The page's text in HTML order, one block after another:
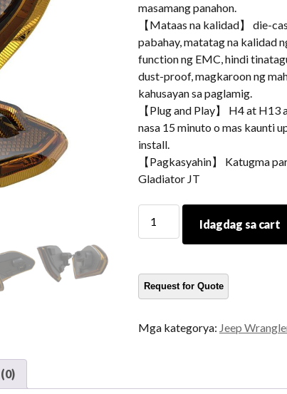
masamang panahon.
【Mataas na kalidad】 die-
pabahay, matatag na kalidad
function ng EMC, hindi
dust-proof, magkaroon ng
kahusayan sa paglamig.
【Plug and Play】 H4 at
nasa 15 minuto o mas kaunti
install.
【Pagkasyahin】 Katugma
Gladiator JT
para
Wrangler
JL
2019
Idagdag sa cart
Mga kategorya: Jeep